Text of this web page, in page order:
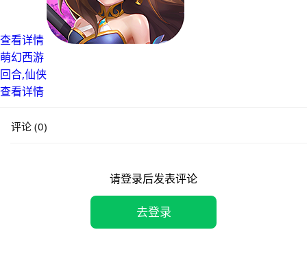
查看详情
萌幻西游
回合,仙侠
查看详情
评论 (0)
请登录后发表评论
去登录